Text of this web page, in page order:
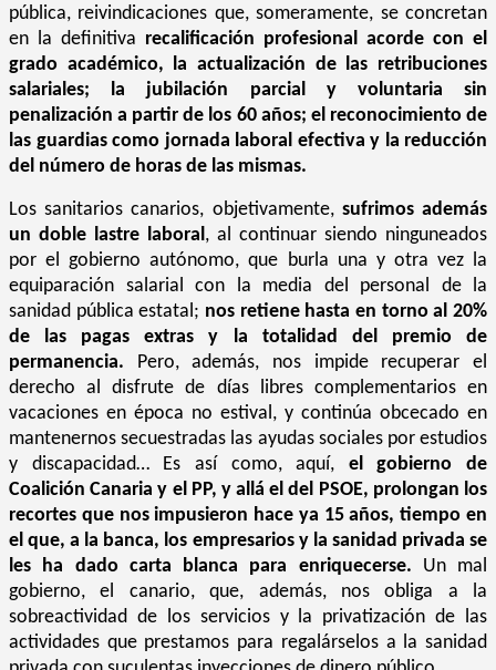
pública, reivindicaciones que, someramente, se concretan
en la definitiva recalificación profesional acorde con el
grado académico, la actualización de las retribuciones
salariales; la jubilación parcial y voluntaria sin
penalización a partir de los 60 años; el reconocimiento de
las guardias como jornada laboral efectiva y la reducción
del número de horas de las mismas.
Los sanitarios canarios, objetivamente, sufrimos además
un doble lastre laboral, al continuar siendo ninguneados
por el gobierno autónomo, que burla una y otra vez la
equiparación salarial con la media del personal de la
sanidad pública estatal; nos retiene hasta en torno al 20%
de las pagas extras y la totalidad del premio de
permanencia. Pero, además, nos impide recuperar el
derecho al disfrute de días libres complementarios en
vacaciones en época no estival, y continúa obcecado en
mantenernos secuestradas las ayudas sociales por estudios
y discapacidad… Es así como, aquí, el gobierno de
Coalición Canaria y el PP, y allá el del PSOE, prolongan los
recortes que nos impusieron hace ya 15 años, tiempo en
el que, a la banca, los empresarios y la sanidad privada se
les ha dado carta blanca para enriquecerse. Un mal
gobierno, el canario, que, además, nos obliga a la
sobreactividad de los servicios y la privatización de las
actividades que prestamos para regalárselos a la sanidad